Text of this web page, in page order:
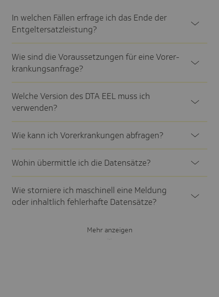
In welchen Fällen erfrage ich das Ende der
Entgel­ter­satz­leis­tung?
Wie sind die Voraus­set­zungen für eine Vorer­
kran­kungs­an­frage?
Welche Version des DTA EEL muss ich
verwen­den?
Wie kann ich Vorer­kran­kungen abfra­gen?
Wohin über­mittle ich die Daten­sätze?
Wie stor­niere ich maschi­nell eine Meldung
oder inhalt­lich fehler­hafte Daten­sätze?
Mehr anzeigen